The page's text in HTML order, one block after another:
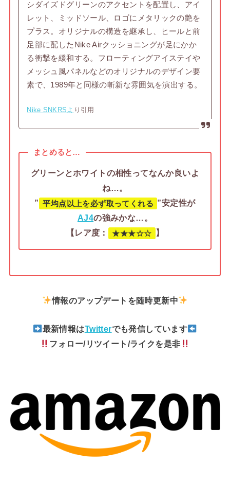
シダイズドグリーンのアクセントを配置し、アイ
レット、ミッドソール、ロゴにメタリックの艶を
プラス。オリジナルの構造を継承し、ヒールと前
足部に配したNike Airクッショニングが足にかか
る衝撃を緩和する。フローティングアイステイや
メッシュ風パネルなどのオリジナルのデザイン要
素で、1989年と同様の斬新な雰囲気を演出する。
Nike SNKRSよ り引用
まとめると…
グリーンとホワイトの相性ってなんか良いよ
ね…。
” 平均点以上を必ず取ってくれる ”安定性が
AJ4の強みかな…。
【レア度：
★★★☆☆ 】
情報のアップデートを随時更新中
最新情報はTwitterでも発信しています
フォロー/リツイート/ライクを是非